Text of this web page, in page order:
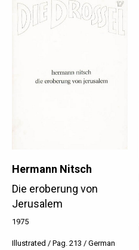
Hermann Nitsch
Die eroberung von
Jerusalem
1975
Illustrated / Pag. 213 / German